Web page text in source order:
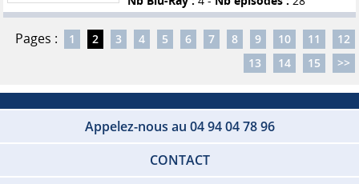
Pages : 1 2 3 4 5 6 7 8 9 10 11
12
13
14 15 >>
Appelez-nous au 04 94 04 78 96
CONTACT